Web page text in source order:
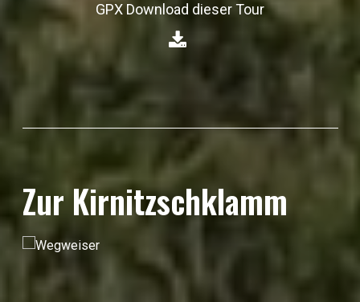
GPX Download dieser Tour
Zur Kirnitzschklamm